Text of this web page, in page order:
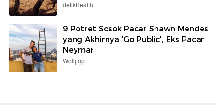
detikHealth
9 Potret Sosok Pacar Shawn Mendes
yang Akhirnya 'Go Public', Eks Pacar
Neymar
Wolipop